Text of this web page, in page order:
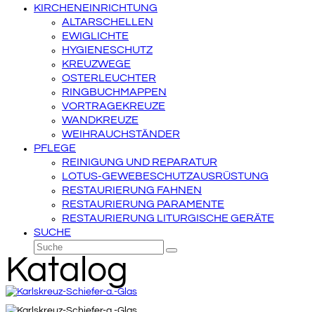
KIRCHENEINRICHTUNG
ALTARSCHELLEN
EWIGLICHTE
HYGIENESCHUTZ
KREUZWEGE
OSTERLEUCHTER
RINGBUCHMAPPEN
VORTRAGEKREUZE
WANDKREUZE
WEIHRAUCHSTÄNDER
PFLEGE
REINIGUNG UND REPARATUR
LOTUS-GEWEBESCHUTZAUSRÜSTUNG
RESTAURIERUNG FAHNEN
RESTAURIERUNG PARAMENTE
RESTAURIERUNG LITURGISCHE GERÄTE
SUCHE
Suche
Senden
Katalog